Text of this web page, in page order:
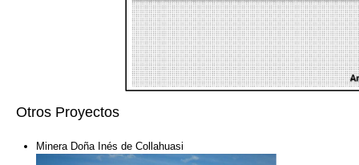
Otros Proyectos
Minera Doña Inés de Collahuasi